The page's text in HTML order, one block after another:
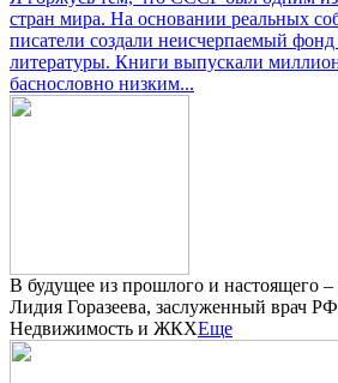
стран мира. На основании реальных
писатели создали неисчерпаемый
литературы. Книги выпускали
баснословно низким...
В будущее из прошлого и настоящего –
Лидия Горазеева, заслуженный врач РФ
Недвижимость и ЖКХЕще